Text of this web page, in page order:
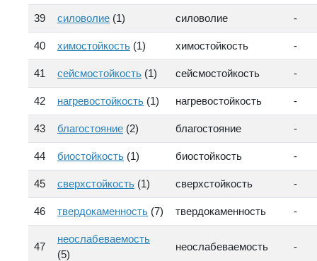
39 силоволие (1) силоволие -
40 химостойкость (1) химостойкость -
41 сейсмостойкость (1) сейсмостойкость -
42 нагревостойкость (1) нагревостойкость -
43 благостояние (2) благостояние -
44 биостойкость (1) биостойкость -
45 сверхстойкость (1) сверхстойкость -
46 твердокаменность (7) твердокаменность -
47
неослабеваемость
(5)
неослабеваемость -